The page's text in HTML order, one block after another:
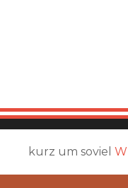
kurz um soviel